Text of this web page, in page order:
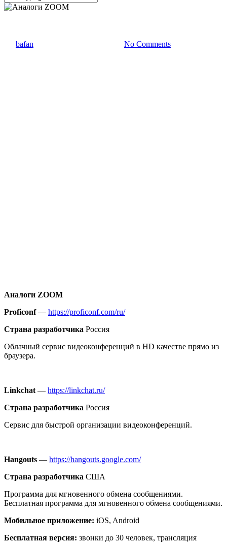
bafan No Comments
Аналоги ZOOM
Proficonf— https://proficonf.com/ru/
Страна разработчика Россия
Облачный сервис видеоконференций в HD качестве прямо из
браузера.
Linkchat — https://linkchat.ru/
Страна разработчика Россия
Сервис для быстрой организации видеоконференций.
Hangouts — https://hangouts.google.com/
Страна разработчика США
Программа для мгновенного обмена сообщениями.
Бесплатная программа для мгновенного обмена сообщениями.
Мобильное приложение: iOS, Android
Бесплатная версия: звонки до 30 человек, трансляция